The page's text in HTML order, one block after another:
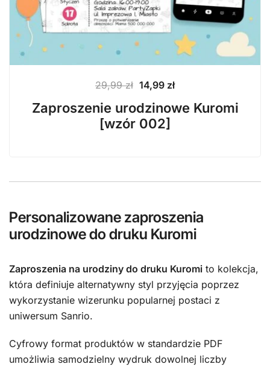
29,99zł Pierwotna
cena
wynosiła:
29,99 zł.
14,99 złAktualna
cena
wynosi:
Zaproszenie urodzinowe Kuromi
[wzór 002]
Personalizowane zaproszenia
urodzinowe do druku Kuromi
Zaproszenia na urodziny do druku Kuromi to kolekcja,
która definiuje alternatywny styl przyjęcia poprzez
wykorzystanie wizerunku popularnej postaci z
uniwersum Sanrio.
Cyfrowy format produktów w standardzie PDF
umożliwia samodzielny wydruk dowolnej liczby